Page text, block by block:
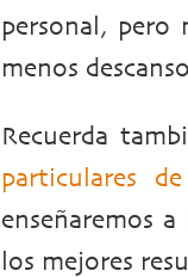
personal, pero
menos
Recuerda
particulares
enseñaremos
los mejores